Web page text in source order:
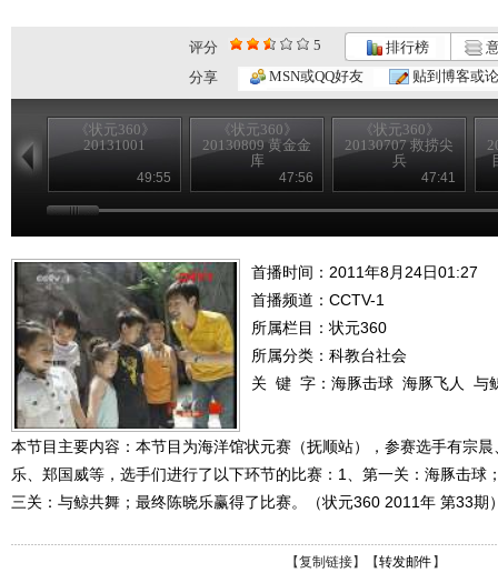
评分 5 排行榜
分享
MSN或QQ好友 贴到博客或
《状元360》
20131001
49:55
《状元360》
20130809 黄金金
库
47:56
《状元360》
20130707 救捞尖
兵
47:41
首播时间：2011年8月24日01:27
首播频道： CCTV-1
所属栏目： 状元360
所属分类：科教台社会
关 键 字： 海豚击球 海豚飞人 与
本节目主要内容：本节目为海洋馆状元赛（抚顺站），参赛选手有宗
乐、郑国威等，选手们进行了以下环节的比赛：1、第一关：海豚击球
三关：与鲸共舞；最终陈晓乐赢得了比赛。（状元360 2011年 第33期
【复制链接】【转发邮件 】